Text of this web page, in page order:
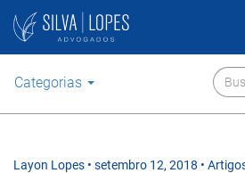
Categorias
Layon Lopes • setembro 12, 2018 •